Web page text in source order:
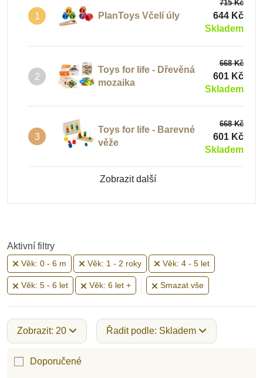
Hračky na jemnou motoriku
Motorické hračky do 1 roku
Motorické hračky 2 roky
Motorické hračky od 3 let
1 PlanToys Včelí úly
715 Kč
644 Kč
Skladem
2
Toys for life - Dřevěná
mozaika
668 Kč
601 Kč
Skladem
3
Toys for life - Barevné
věže
668 Kč
601 Kč
Skladem
Zobrazit další
Aktivní filtry
Věk: 0 - 6 m Věk: 1 - 2 roky Věk: 4 - 5 let
Věk: 5 - 6 let Věk: 6 let + Smazat vše
Zobrazit: 20 Řadit podle: Skladem
Doporučené